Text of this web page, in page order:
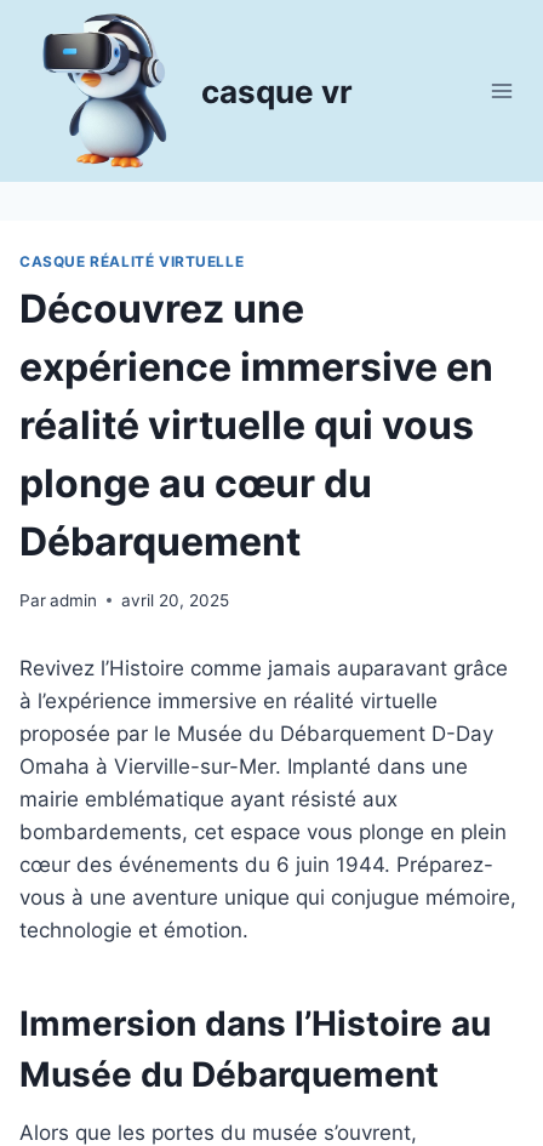
contenu
casque vr
CASQUE RÉALITÉ VIRTUELLE
Découvrez une
expérience immersive en
réalité virtuelle qui vous
plonge au cœur du
Débarquement
Paradmin avril 20, 2025
Revivez l’Histoire comme jamais auparavant grâce
à l’expérience immersive en réalité virtuelle
proposée par le Musée du Débarquement D-Day
Omaha à Vierville-sur-Mer. Implanté dans une
mairie emblématique ayant résisté aux
bombardements, cet espace vous plonge en plein
cœur des événements du 6 juin 1944. Préparez-
vous à une aventure unique qui conjugue mémoire,
technologie et émotion.
Immersion dans l’Histoire au
Musée du Débarquement
Alors que les portes du musée s’ouvrent,